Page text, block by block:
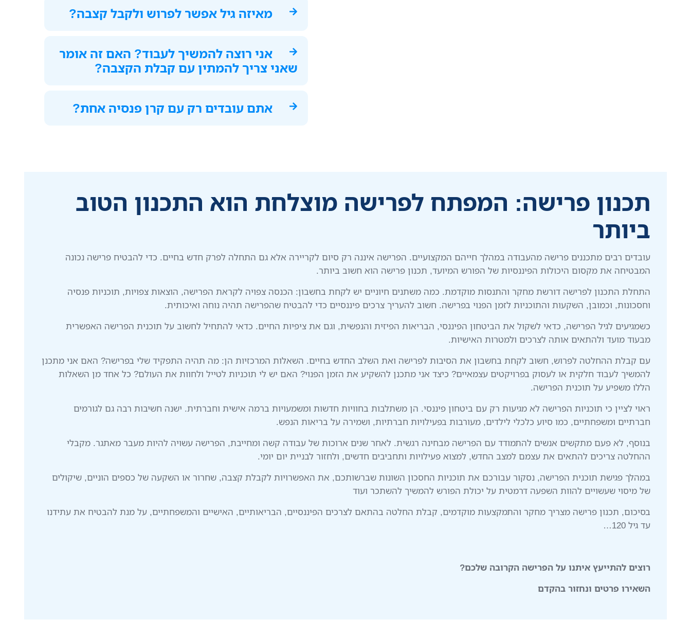
מאיזה גיל אפשר לפרוש ולקבל קצבה?
אני רוצה להמשיך לעבוד? האם זה אומר
שאני צריך להמתין עם קבלת הקצבה?
אתם עובדים רק עם קרן פנסיה אחת?
תכנון פרישה: המפתח לפרישה מוצלחת הוא התכנון הטוב
ביותר
עובדים רבים מתכננים פרישה מהעבודה במהלך חייהם המקצועיים. הפרישה איננה רק סיום לקריירה אלא גם התחלה לפרק חדש בחיים. כדי להבטיח פרישה נכונה
המבטיחה את מקסום היכולות הפיננסיות של הפורש המיועד, תכנון פרישה הוא חשוב ביותר.
התחלת התכנון לפרישה דורשת מחקר והתנסות מוקדמת. כמה משתנים חיוניים יש לקחת בחשבון: הכנסה צפויה לקראת הפרישה, הוצאות צפויות, תוכניות פנסיה
וחסכונות, וכמובן, השקעות והתוכניות לזמן הפנוי בפרישה. חשוב להעריך צרכים פיננסיים כדי להבטיח שהפרישה תהיה נוחה ואיכותית.
כשמגיעים לגיל הפרישה, כדאי לשקול את הביטחון הפיננסי, הבריאות הפיזית והנפשית, וגם את ציפיות החיים. כדאי להתחיל לחשוב על תוכנית הפרישה האפשרית
מבעוד מועד ולהתאים אותה לצרכים ולמטרות האישיות.
עם קבלת ההחלטה לפרוש, חשוב לקחת בחשבון את הסיבות לפרישה ואת השלב החדש בחיים. השאלות המרכזיות הן: מה תהיה התפקיד שלי בפרישה? האם אני מתכנן
להמשיך לעבוד חלקית או לעסוק בפרויקטים עצמאיים? כיצד אני מתכנן להשקיע את הזמן הפנוי? האם יש לי תוכניות לטייל ולחוות את העולם? כל אחד מן השאלות
הללו משפיע על תוכנית הפרישה.
ראוי לציין כי תוכניות הפרישה לא מגיעות רק עם ביטחון פיננסי. הן משתלבות בחוויות חדשות ומשמעויות ברמה אישית וחברתית. ישנה חשיבות רבה גם לגורמים
חברתיים ומשפחתיים, כמו סיוע כלכלי לילדים, מעורבות בפעילויות חברתיות, ושמירה על בריאות הנפש.
בנוסף, לא פעם מתקשים אנשים להתמודד עם הפרישה מבחינה רגשית. לאחר שנים ארוכות של עבודה קשה ומחייבת, הפרישה עשויה להיות מעבר מאתגר. מקבלי
ההחלטה צריכים להתאים את עצמם למצב החדש, למצוא פעילויות ותחביבים חדשים, ולחזור לבניית יום יומי.
במהלך פגישת תוכנית הפרישה, נסקור עבורכם את תוכניות החסכון השונות שברשותכם, את האפשרויות לקבלת קצבה, שחרור או השקעה של כספים הוניים, שיקולים
של מיסוי שעשויים להוות השפעה דרמטית על יכולת הפורש להמשיך להשתכר ועוד
בסיכום, תכנון פרישה מצריך מחקר והתמקצעות מוקדמים, קבלת החלטה בהתאם לצרכים הפיננסיים, הבריאותיים, האישיים והמשפחתיים, על מנת להבטיח את עתידנו
עד גיל 120…
רוצים להתייעץ איתנו על הפרישה הקרובה שלכם?
השאירו פרטים ונחזור בהקדם